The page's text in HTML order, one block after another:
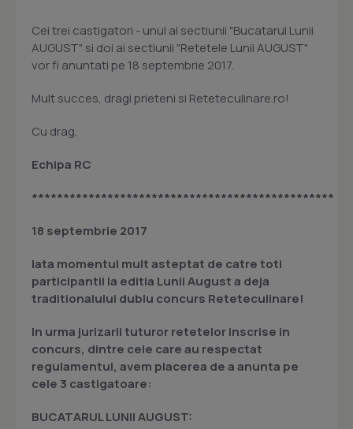
Cei trei castigatori - unul al sectiunii "Bucatarul Lunii
AUGUST" si doi ai sectiunii "Retetele Lunii AUGUST"
vor fi anuntati pe 18 septembrie 2017.
Mult succes, dragi prieteni si Reteteculinare.ro!
Cu drag,
Echipa RC
************************************************
18 septembrie 2017
Iata momentul mult asteptat de catre toti
participantii la editia Lunii August a deja
traditionalului dublu concurs Reteteculinare!
In urma jurizarii tuturor retetelor inscrise in
concurs, dintre cele care au respectat
regulamentul, avem placerea de a anunta pe
cele 3 castigatoare:
BUCATARUL LUNII AUGUST: